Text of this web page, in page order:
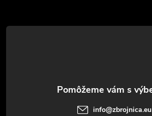
á
info@zbrojnica.eu